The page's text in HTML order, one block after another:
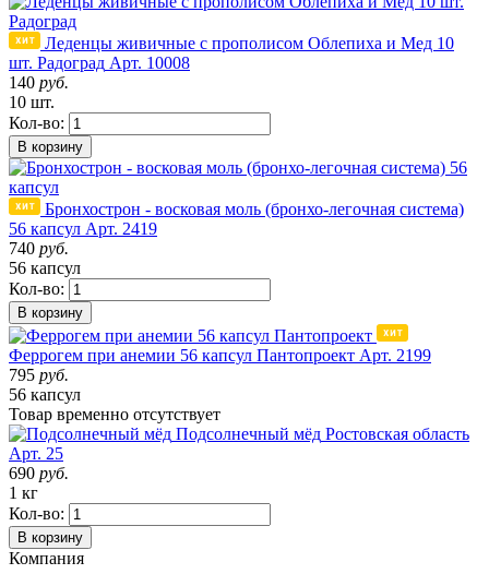
Леденцы живичные с прополисом Облепиха и Мед 10
шт. Радоград Арт. 10008
140 руб.
10 шт.
Кол-во:
В корзину
Бронхострон - восковая моль (бронхо-легочная система)
56 капсул Арт. 2419
740 руб.
56 капсул
Кол-во:
В корзину
Феррогем при анемии 56 капсул Пантопроект Арт. 2199
795 руб.
56 капсул
Товар временно отсутствует
Подсолнечный мёд Ростовская область
Арт. 25
690 руб.
1 кг
Кол-во:
В корзину
Компания